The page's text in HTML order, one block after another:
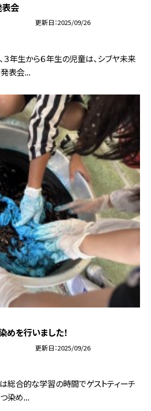
会
更新日 2025/09/26
３年生から６年生の児童は、シブヤ未来
表会...
めを行いました！
更新日 2025/09/26
総合的な学習の時間でゲストティーチ
染め...